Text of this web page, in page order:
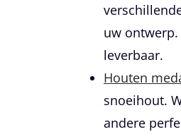
uw
leverbaar.
Houten
snoeihout.
andere